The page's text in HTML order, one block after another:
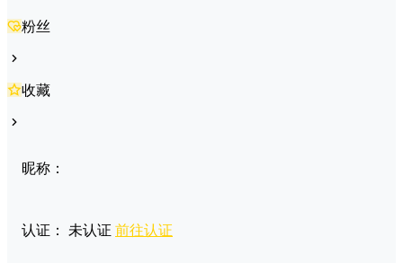
粉丝
收藏
昵称：
认证： 未认证 前往认证